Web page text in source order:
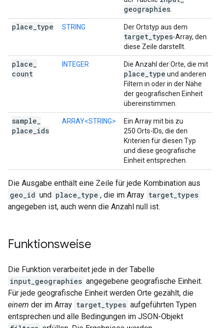
geographies
place type STRING Der Ortstyp aus dem
target types-Array, den
diese Zeile darstellt.
place
count
INTEGER Die Anzahl der Orte, die mit
place type und anderen
Filtern in oder in der Nähe
der geografischen Einheit
übereinstimmen.
sample
place ids
ARRAY<STRING>
Ein Array mit bis zu
250 Orts-IDs, die den
Kriterien für diesen Typ
und diese geografische
Einheit entsprechen.
Die Ausgabe enthält eine Zeile für jede Kombination aus
geo_id und place_type , die im Array target_types
angegeben ist, auch wenn die Anzahl null ist.
Funktionsweise
Die Funktion verarbeitet jede in der Tabelle
input_geographies angegebene geografische Einheit.
Für jede geografische Einheit werden Orte gezählt, die
einem der im Array target_types aufgeführten Typen
entsprechen und alle Bedingungen im JSON-Objekt